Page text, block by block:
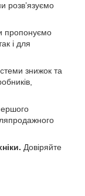
розв’язуємо
і для
знижок та
Довіряйте